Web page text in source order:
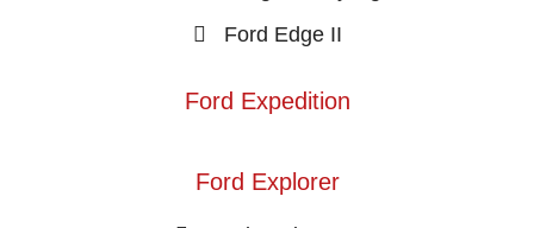
Ford Edge II
Ford Expedition
Ford Explorer